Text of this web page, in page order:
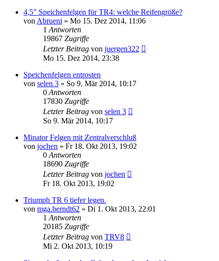
4,5" Speichenfelgen für TR4: welche Reifengröße?
von Abrueni » Mo 15. Dez 2014, 11:06
1 Antworten
19867 Zugriffe
Letzter Beitrag von juergen322
Mo 15. Dez 2014, 23:38
Speichenfelgen entrosten
von selen 3 » So 9. Mär 2014, 10:17
0 Antworten
17830 Zugriffe
Letzter Beitrag von selen 3
So 9. Mär 2014, 10:17
Minator Felgen mit Zentralverschluß
von jochen » Fr 18. Okt 2013, 19:02
0 Antworten
18690 Zugriffe
Letzter Beitrag von jochen
Fr 18. Okt 2013, 19:02
Triumph TR 6 tiefer legen.
von mga.berndt62 » Di 1. Okt 2013, 22:01
1 Antworten
20185 Zugriffe
Letzter Beitrag von TRV8
Mi 2. Okt 2013, 10:19